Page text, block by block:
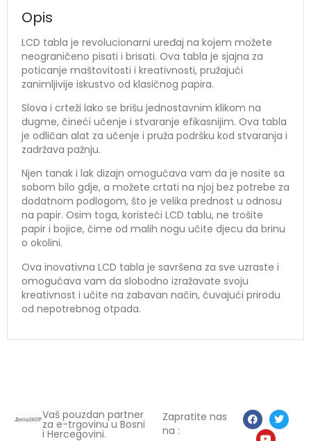
Opis
LCD tabla je revolucionarni uređaj na kojem možete
neograničeno pisati i brisati. Ova tabla je sjajna za
poticanje maštovitosti i kreativnosti, pružajući
zanimljivije iskustvo od klasičnog papira.
Slova i crteži lako se brišu jednostavnim klikom na
dugme, čineći učenje i stvaranje efikasnijim. Ova tabla
je odličan alat za učenje i pruža podršku kod stvaranja i
zadržava pažnju.
Njen tanak i lak dizajn omogućava vam da je nosite sa
sobom bilo gdje, a možete crtati na njoj bez potrebe za
dodatnom podlogom, što je velika prednost u odnosu
na papir. Osim toga, koristeći LCD tablu, ne trošite
papir i bojice, čime od malih nogu učite djecu da brinu
o okolini.
Ova inovativna LCD tabla je savršena za sve uzraste i
omogućava vam da slobodno izražavate svoju
kreativnost i učite na zabavan način, čuvajući prirodu
od nepotrebnog otpada.
Vaš pouzdan partner
za e-trgovinu u Bosni
i Hercegovini.
Zapratite nas
na :